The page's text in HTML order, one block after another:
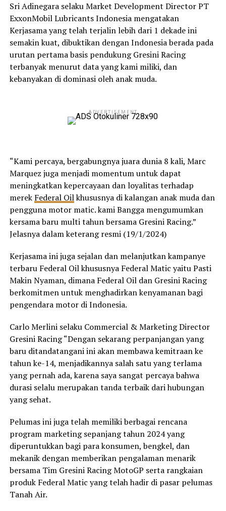
Sri Adinegara selaku Market Development Director PT
ExxonMobil Lubricants Indonesia mengatakan
Kerjasama yang telah terjalin lebih dari 1 dekade ini
semakin kuat, dibuktikan dengan Indonesia berada pada
urutan pertama basis pendukung Gresini Racing
terbanyak menurut data yang kami miliki, dan
kebanyakan di dominasi oleh anak muda.
ADVERTISEMENT
“Kami percaya, bergabungnya juara dunia 8 kali, Marc
Marquez juga menjadi momentum untuk dapat
meningkatkan kepercayaan dan loyalitas terhadap
merek Federal Oilkhususnya di kalangan anak muda dan
pengguna motor matic. kami Bangga mengumumkan
kersama baru multi tahun bersama Gresini Racing.”
Jelasnya dalam keterang resmi (19/1/2024)
Kerjasama ini juga sejalan dan melanjutkan kampanye
terbaru Federal Oil khususnya Federal Matic yaitu Pasti
Makin Nyaman, dimana Federal Oil dan Gresini Racing
berkomitmen untuk menghadirkan kenyamanan bagi
pengendara motor di Indonesia.
Carlo Merlini selaku Commercial & Marketing Director
Gresini Racing “Dengan sekarang perpanjangan yang
baru ditandatangani ini akan membawa kemitraan ke
tahun ke-14, menjadikannya salah satu yang terlama
yang pernah ada, karena saya sangat percaya bahwa
durasi selalu merupakan tanda terbaik dari hubungan
yang sehat.
Pelumas ini juga telah memiliki berbagai rencana
program marketing sepanjang tahun 2024 yang
diperuntukkan bagi para konsumen, bengkel, dan
mekanik dengan memberikan pengalaman menarik
bersama Tim Gresini Racing MotoGP serta rangkaian
produk Federal Matic yang telah hadir di pasar pelumas
Tanah Air.